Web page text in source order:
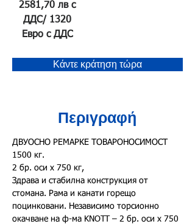
2581,70 лв с
ДДС/ 1320
Евро с ДДС
Κάντε κράτηση τώρα
Περιγραφή
ДВУОСНО РЕМАРКЕ ТОВАРОНОСИМОСТ
1500 кг.
2 бр. оси х 750 кг,
Здрава и стабилна конструкция от
стомана. Рама и канати горещо
поцинковани. Независимо торсионно
окачване на ф-ма KNOTT – 2 бр. оси х 750